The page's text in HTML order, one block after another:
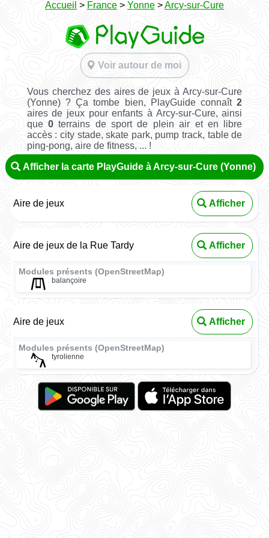
Accueil > France > Yonne >Arcy-sur-Cure
Voir autour de moi
Vous cherchez des aires de jeux à Arcy-sur-Cure
(Yonne) ? Ça tombe bien, PlayGuide connaît2
aires de jeux pour enfants à Arcy-sur-Cure, ainsi
que0 terrains de sport de plein air et en libre
accès : city stade, skate park, pump track, table de
ping-pong, aire de fitness, ... !
Afficher la carte PlayGuide à Arcy-sur-Cure (Yonne)
Aire de jeux Afficher
Aire de jeux de la Rue Tardy Afficher
Modules présents (OpenStreetMap)
balançoire
Aire de jeux Afficher
Modules présents (OpenStreetMap)
tyrolienne